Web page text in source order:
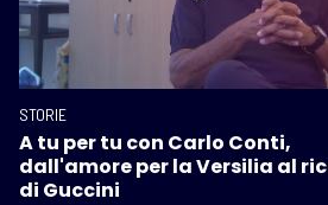
STORIE
A tu per tu con Carlo Conti,
dall'amore per la Versilia al
di Guccini